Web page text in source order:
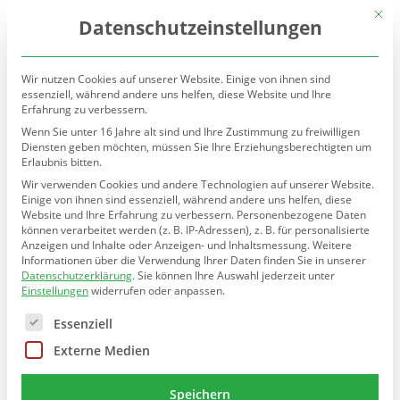
Seite wählen
Rückblick Winterferien 2023
vonJörg Zoppa|Feb. 15, 2023
Mit
Datenschutzeinstellungen
Wir nutzen Cookies auf unserer Website. Einige von ihnen sind
essenziell, während andere uns helfen, diese Website und Ihre
Erfahrung zu verbessern.
Wenn Sie unter 16 Jahre alt sind und Ihre Zustimmung zu freiwilligen
Diensten geben möchten, müssen Sie Ihre Erziehungsberechtigten um
Erlaubnis bitten.
Wir verwenden Cookies und andere Technologien auf unserer Website.
Einige von ihnen sind essenziell, während andere uns helfen, diese
Website und Ihre Erfahrung zu verbessern. Personenbezogene Daten
können verarbeitet werden (z. B. IP-Adressen), z. B. für personalisierte
Anzeigen und Inhalte oder Anzeigen- und Inhaltsmessung.Weitere
Informationen über die Verwendung Ihrer Daten finden Sie in unserer
Datenschutzerklärung.Sie können Ihre Auswahl jederzeit unter
Einstellungenwiderrufen oder anpassen.
Es folgt eine Liste der Service-Gruppen, für die eine
Essenziell
Externe Medien
Speichern